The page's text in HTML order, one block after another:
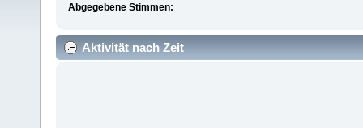
Abgegebene Stimmen:
Aktivität nach Zeit